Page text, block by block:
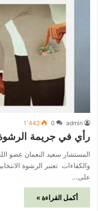
admin
0 1٬442
رأي في جريمة الرشوة
المستشار سعيد النعمان عضو
والكفاءات تعتبر الرشوة
على…
أكمل القراءة »